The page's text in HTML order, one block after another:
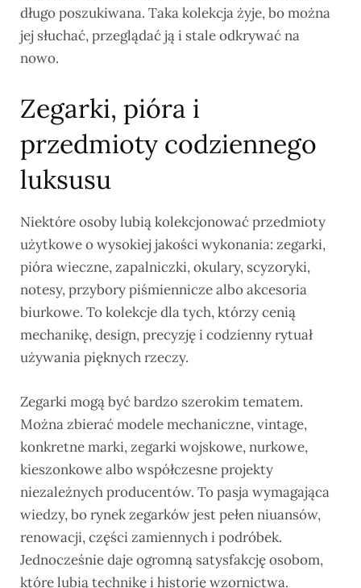
długo poszukiwana. Taka kolekcja żyje, bo można
jej słuchać, przeglądać ją i stale odkrywać na
nowo.
Zegarki, pióra i
przedmioty codziennego
luksusu
Niektóre osoby lubią kolekcjonować przedmioty
użytkowe o wysokiej jakości wykonania: zegarki,
pióra wieczne, zapalniczki, okulary, scyzoryki,
notesy, przybory piśmiennicze albo akcesoria
biurkowe. To kolekcje dla tych, którzy cenią
mechanikę, design, precyzję i codzienny rytuał
używania pięknych rzeczy.
Zegarki mogą być bardzo szerokim tematem.
Można zbierać modele mechaniczne, vintage,
konkretne marki, zegarki wojskowe, nurkowe,
kieszonkowe albo współczesne projekty
niezależnych producentów. To pasja wymagająca
wiedzy, bo rynek zegarków jest pełen niuansów,
renowacji, części zamiennych i podróbek.
Jednocześnie daje ogromną satysfakcję osobom,
które lubią technikę i historię wzornictwa.